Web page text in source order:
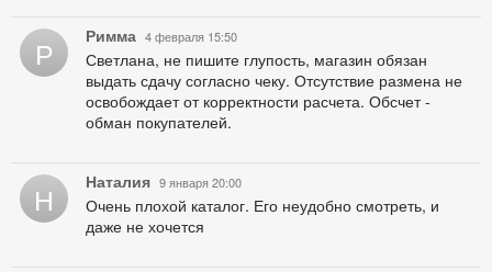
Р Римма 4 февраля 15:50
Светлана, не пишите глупость, магазин обязан
выдать сдачу согласно чеку. Отсутствие размена не
освобождает от корректности расчета. Обсчет -
обман покупателей.
Н Наталия 9 января 20:00
Очень плохой каталог. Его неудобно смотреть, и
даже не хочется